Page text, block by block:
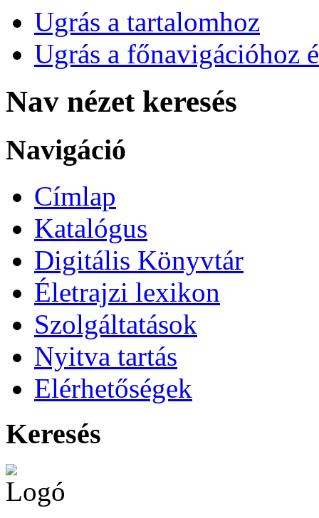
Ugrás a tartalomhoz
Ugrás a főnavigációhoz
Nav nézet keresés
Navigáció
Címlap
Katalógus
Digitális Könyvtár
Életrajzi lexikon
Szolgáltatások
Nyitva tartás
Elérhetőségek
Keresés